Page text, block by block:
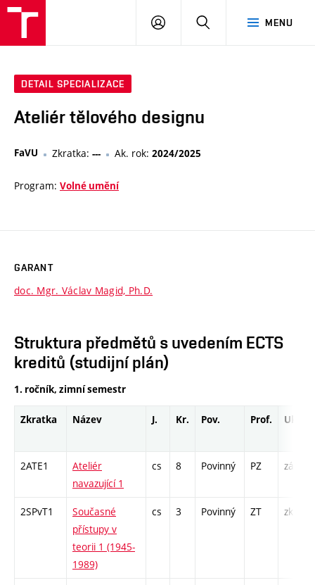
MENU
PŘIHLÁSIT
DETAIL SPECIALIZACE
Ateliér tělového designu
FaVU Zkratka: --- Ak. rok: 2024/2025
Program: Volné umění
GARANT
doc. Mgr. Václav Magid, Ph.D.
Struktura předmětů s uvedením ECTS
kreditů (studijní plán)
1. ročník, zimní semestr
Zkratka Název J. Kr. Pov. Prof. Uk.
2ATE1
Ateliér
navazující 1
cs 8 Povinný PZ zá
2SPvT1
Současné
přístupy v
teorii 1 (1945-
1989)
cs 3 Povinný ZT zk